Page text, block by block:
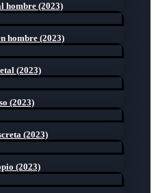
hombre (2023)
hombre (2023)
(2023)
(2023)
(2023)
(2023)